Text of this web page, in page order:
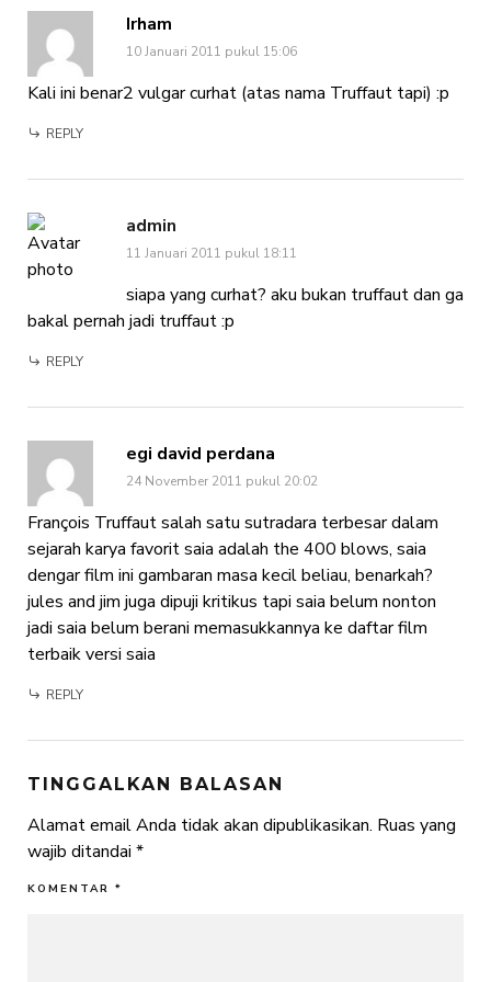
Irham
10 Januari 2011 pukul 15:06
Kali ini benar2 vulgar curhat (atas nama Truffaut tapi) :p
REPLY
admin
11 Januari 2011 pukul 18:11
siapa yang curhat? aku bukan truffaut dan ga
bakal pernah jadi truffaut :p
REPLY
egi david perdana
24 November 2011 pukul 20:02
François Truffaut salah satu sutradara terbesar dalam
sejarah karya favorit saia adalah the 400 blows, saia
dengar film ini gambaran masa kecil beliau, benarkah?
jules and jim juga dipuji kritikus tapi saia belum nonton
jadi saia belum berani memasukkannya ke daftar film
terbaik versi saia
REPLY
TINGGALKAN BALASAN
Alamat email Anda tidak akan dipublikasikan. Ruas yang
wajib ditandai *
KOMENTAR *